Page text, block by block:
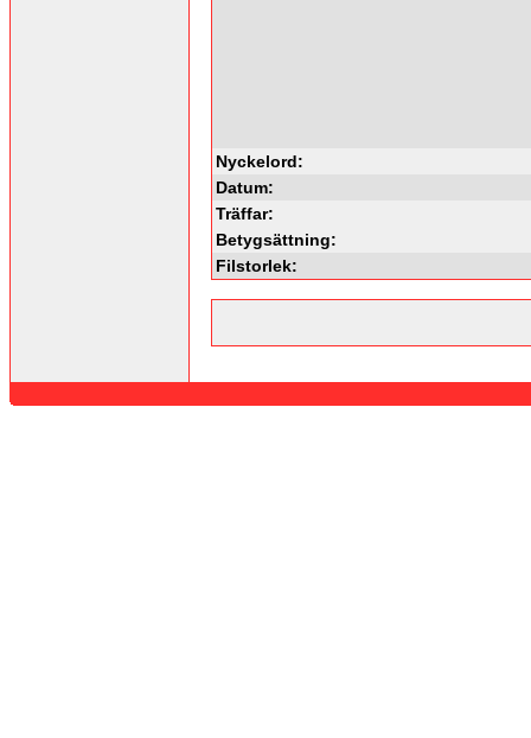
Nyckelord:
Datum:
Träffar:
Betygsättning:
Filstorlek: